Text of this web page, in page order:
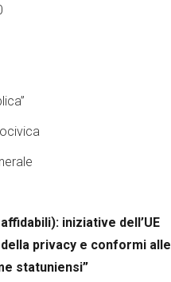
iniziative dell’UE
privacy e conformi alle
statuniensi”